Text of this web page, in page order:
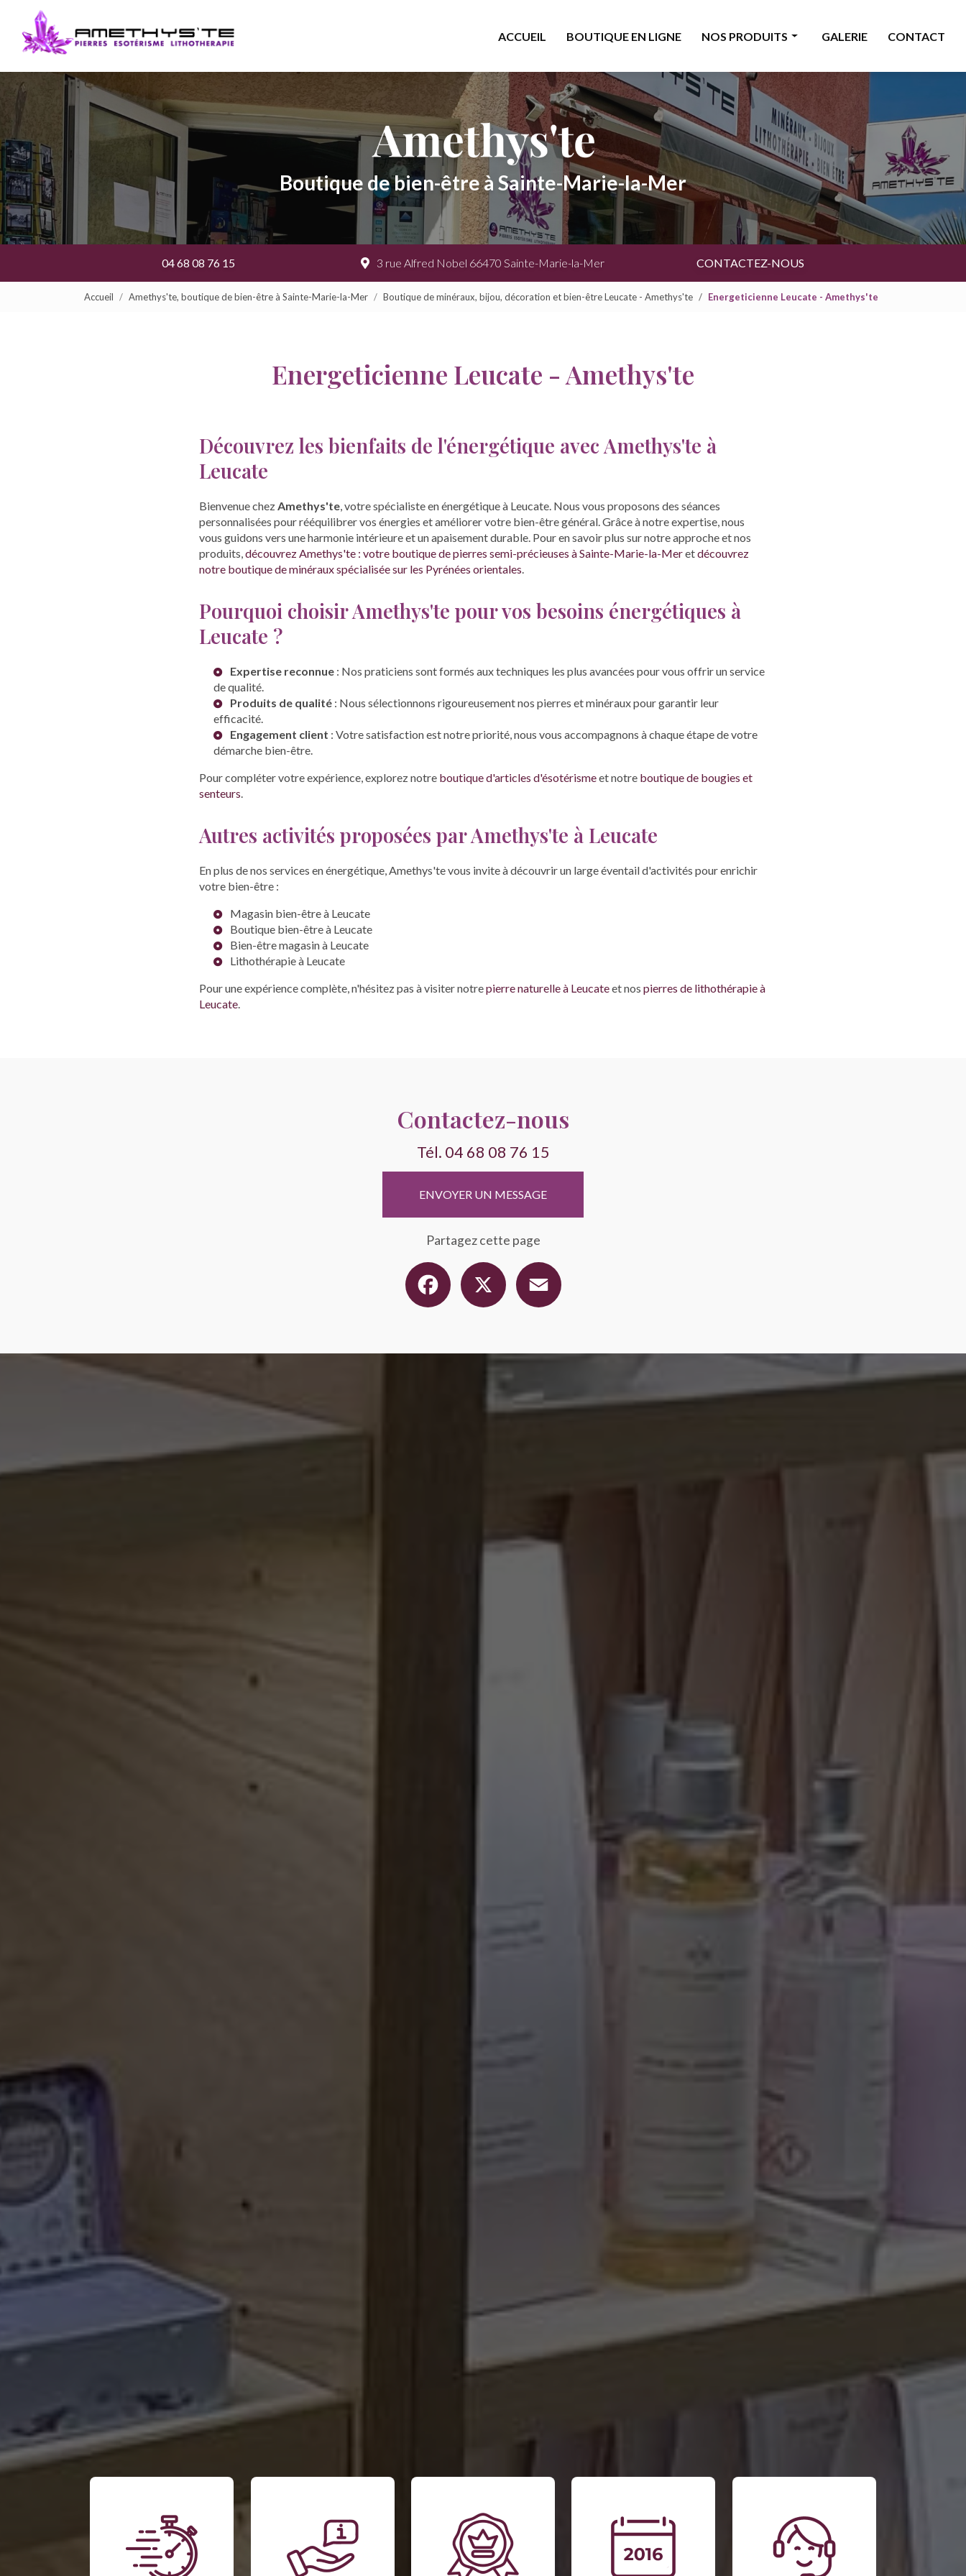
contenu
principal
ACCUEIL BOUTIQUE EN LIGNE NOS PRODUITS
Minéraux
Bijoux
Décoration & accessoires
Bougies & senteurs
Ésotérisme
Livres & cartes
Beauté
GALERIE CONTACT
Boutique de bien-être à Sainte-Marie-la-Mer
04 68 08 76 15 3 rue Alfred Nobel 66470 Sainte-Marie-la-Mer CONTACTEZ-NOUS
Accueil Amethys'te, boutique de bien-être à Sainte-Marie-la-Mer Boutique de minéraux, bijou, décoration et bien-être Leucate - Amethys'te Energeticienne Leucate - Amethys'te
Energeticienne Leucate - Amethys'te
Découvrez les bienfaits de l'énergétique avec Amethys'te à
Leucate
Bienvenue chezAmethys'te, votre spécialiste en énergétique à Leucate. Nous vous proposons des séances
personnalisées pour rééquilibrer vos énergies et améliorer votre bien-être général. Grâce à notre expertise, nous
vous guidons vers une harmonie intérieure et un apaisement durable. Pour en savoir plus sur notre approche et nos
produits,découvrez Amethys'te : votre boutique de pierres semi-précieuses à Sainte-Marie-la-Meretdécouvrez
notre boutique de minéraux spécialisée sur les Pyrénées orientales.
Pourquoi choisir Amethys'te pour vos besoins énergétiques à
Leucate ?
Expertise reconnue : Nos praticiens sont formés aux techniques les plus avancées pour vous offrir un service
de qualité.
Produits de qualité : Nous sélectionnons rigoureusement nos pierres et minéraux pour garantir leur
efficacité.
Engagement client : Votre satisfaction est notre priorité, nous vous accompagnons à chaque étape de votre
démarche bien-être.
Pour compléter votre expérience, explorez notre boutique d'articles d'ésotérismeet notre boutique de bougies et
senteurs.
Autres activités proposées par Amethys'te à Leucate
En plus de nos services en énergétique, Amethys'te vous invite à découvrir un large éventail d'activités pour enrichir
votre bien-être :
Magasin bien-être à Leucate
Boutique bien-être à Leucate
Bien-être magasin à Leucate
Lithothérapie à Leucate
Pour une expérience complète, n'hésitez pas à visiter notrepierre naturelle à Leucateet nos pierres de lithothérapie à
Leucate.
Contactez-nous
Tél. 04 68 08 76 15
ENVOYER UN MESSAGE
Partagez cette page
Facebook